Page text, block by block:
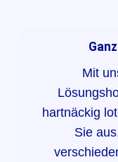
Mit
hartnäckig
Sie